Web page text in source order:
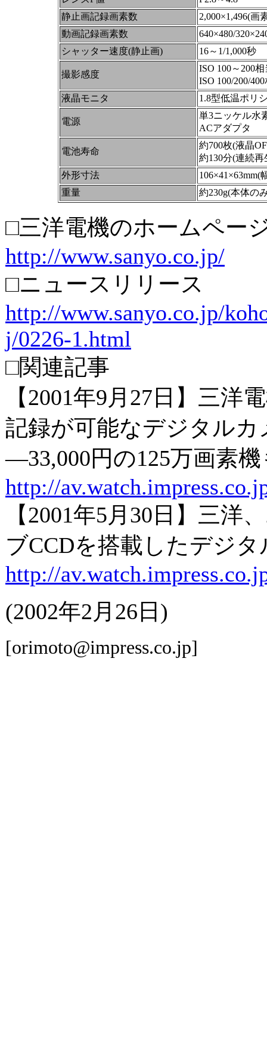
静止画記録画素数
2,000×1,496(画
動画記録画素数
640×480/
シャッター速度(静止画)
16～1/1,000秒
撮影感度
ISO 100～200
ISO 100/200/
液晶モニタ
1.8型低温ポリ
電源
単3ニッケル水
ACアダプタ
電池寿命
約700枚(液晶
約130分(連続再
外形寸法
106×41×63mm(
重量
約230g(本体の
□三洋電機のホームペー
http://www.sanyo.co.jp/
□ニュースリリース
http://www.sanyo.co.jp/
j/0226-1.html
□関連記事
【2001年9月27日】三洋
記録が可能なデジタルカ
―33,000円の125万画素
http://
【2001年5月30日】三洋
ブCCDを搭載したデジ
http://
(2002年2月26日)
[orimoto@impress.co.jp]